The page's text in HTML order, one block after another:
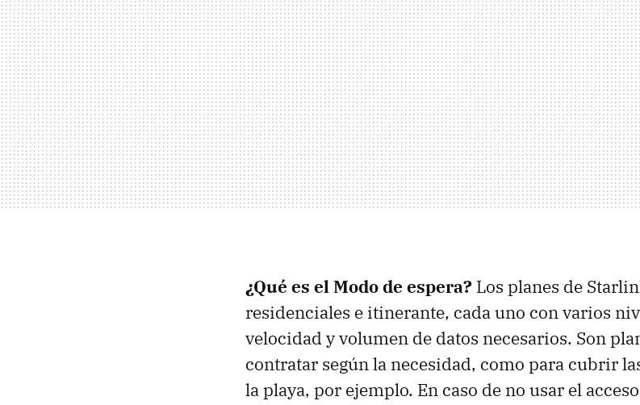
¿Qué es el Modo de espera? Los planes de
residenciales e itinerante, cada uno con varios
velocidad y volumen de datos necesarios. Son
contratar según la necesidad, como para cubrir
la playa, por ejemplo. En caso de no usar el